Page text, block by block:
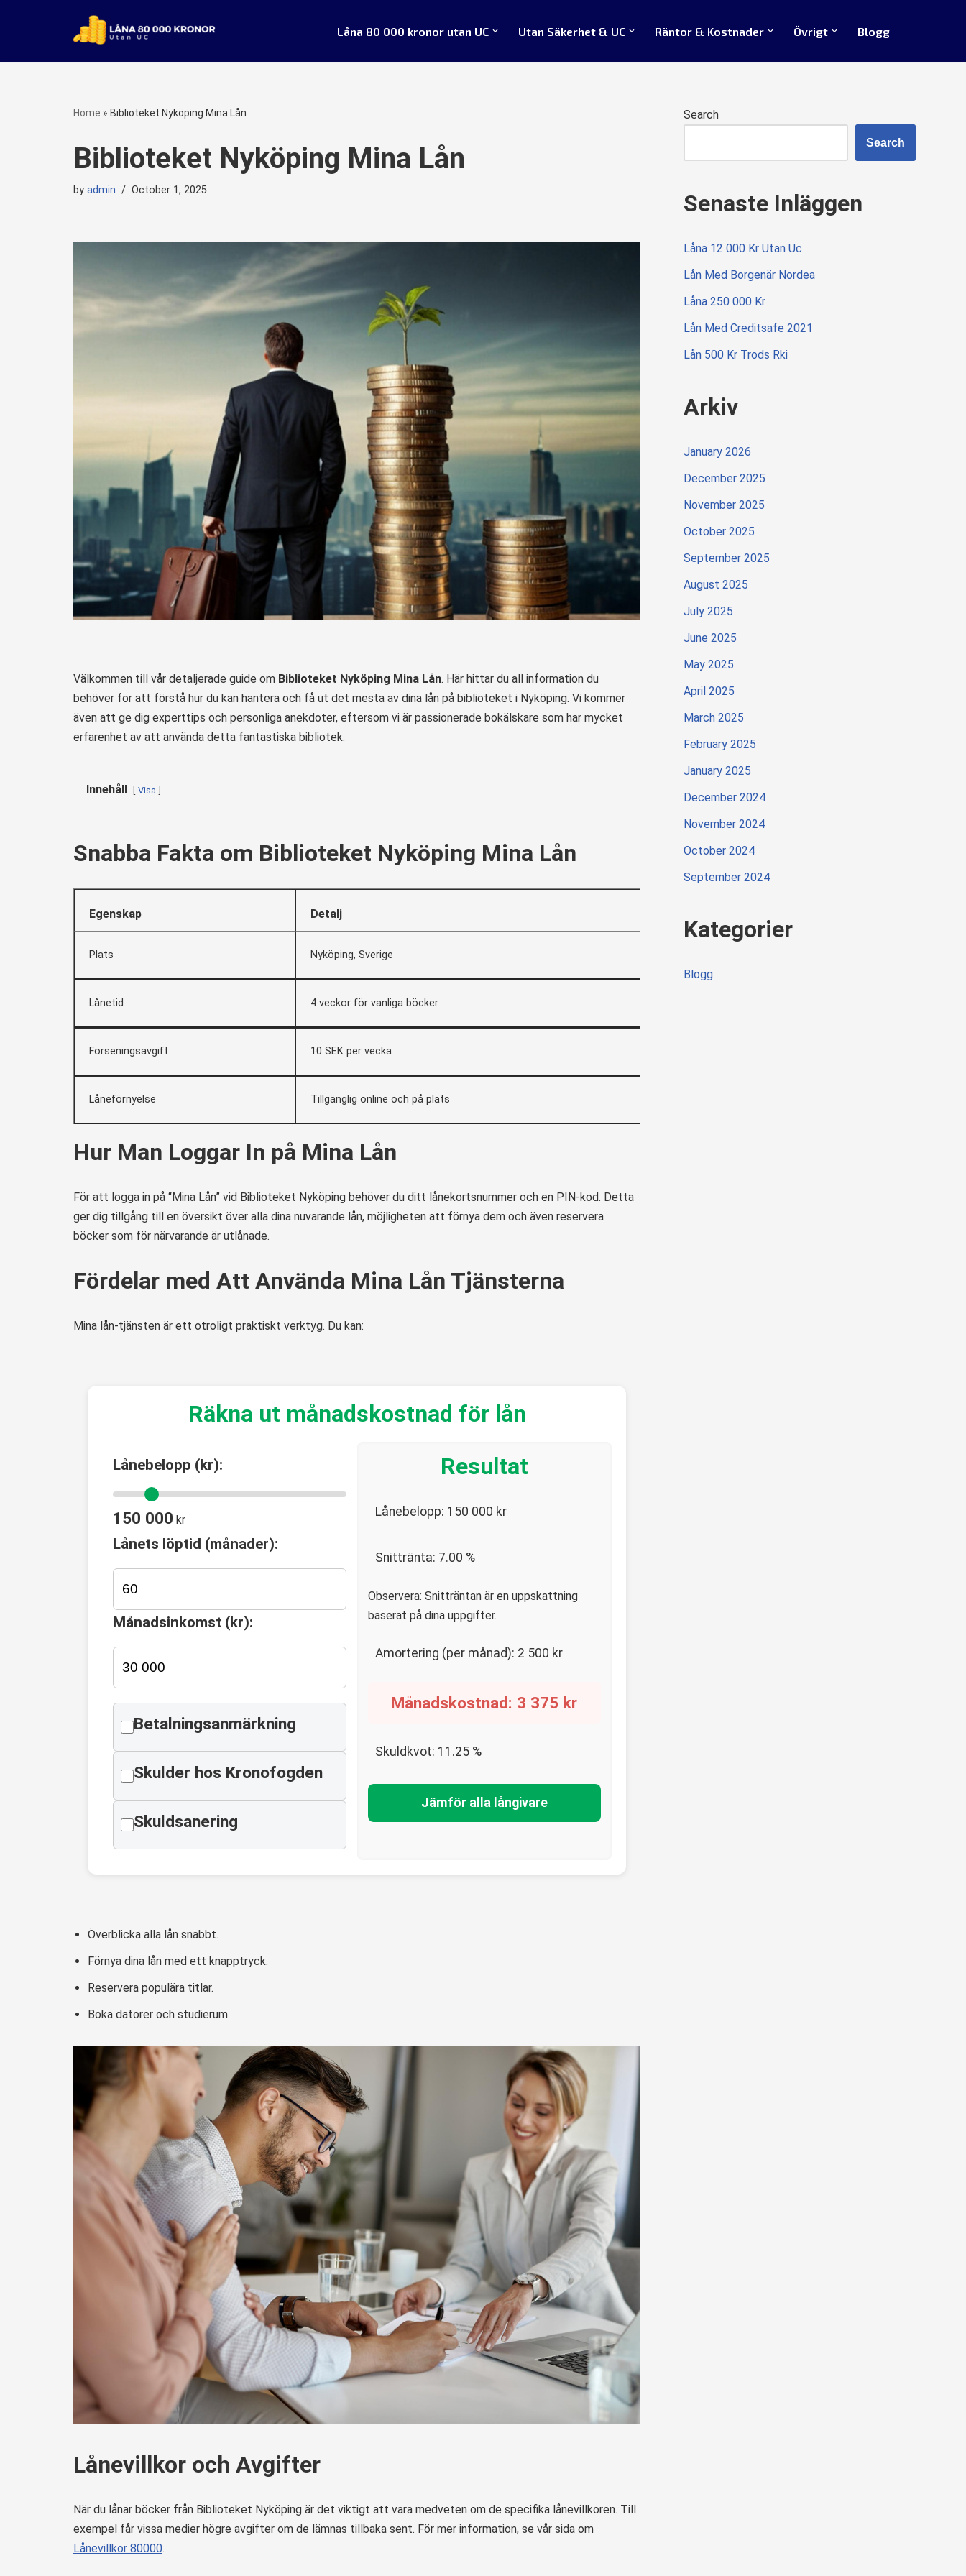
to
Låna 80 000 kronor utan UC Utan Säkerhet & UC Räntor & Kostnader Övrigt Blogg
Home » Biblioteket Nyköping Mina Lån
Biblioteket Nyköping Mina Lån
by admin October 1, 2025
Välkommen till vår detaljerade guide om Biblioteket Nyköping Mina Lån. Här hittar du all information du
behöver för att förstå hur du kan hantera och få ut det mesta av dina lån på biblioteket i Nyköping. Vi kommer
även att ge dig experttips och personliga anekdoter, eftersom vi är passionerade bokälskare som har mycket
erfarenhet av att använda detta fantastiska bibliotek.
Innehåll Visa
Snabba Fakta om Biblioteket Nyköping Mina Lån
Egenskap Detalj
Plats Nyköping, Sverige
Lånetid 4 veckor för vanliga böcker
Förseningsavgift 10 SEK per vecka
Låneförnyelse Tillgänglig online och på plats
Hur Man Loggar In på Mina Lån
För att logga in på “Mina Lån” vid Biblioteket Nyköping behöver du ditt lånekortsnummer och en PIN-kod. Detta
ger dig tillgång till en översikt över alla dina nuvarande lån, möjligheten att förnya dem och även reservera
böcker som för närvarande är utlånade.
Fördelar med Att Använda Mina Lån Tjänsterna
Mina lån-tjänsten är ett otroligt praktiskt verktyg. Du kan:
Räkna ut månadskostnad för lån
Lånebelopp (kr):
150 000 kr
Lånets löptid (månader):
Månadsinkomst (kr):
Betalningsanmärkning
Skulder hos Kronofogden
Skuldsanering
Resultat
Lånebelopp: 150 000 kr
Snittränta: 7.00 %
Observera: Snitträntan är en uppskattning
baserat på dina uppgifter.
Amortering (per månad): 2 500 kr
Månadskostnad: 3 375 kr
Skuldkvot: 11.25%
Jämför alla långivare
Överblicka alla lån snabbt.
Förnya dina lån med ett knapptryck.
Reservera populära titlar.
Boka datorer och studierum.
Lånevillkor och Avgifter
När du lånar böcker från Biblioteket Nyköping är det viktigt att vara medveten om de specifika lånevillkoren. Till
exempel får vissa medier högre avgifter om de lämnas tillbaka sent. För mer information, se vår sida om
Lånevillkor 80000.
Search
Search
Senaste Inläggen
Låna 12 000 Kr Utan Uc
Lån Med Borgenär Nordea
Låna 250 000 Kr
Lån Med Creditsafe 2021
Lån 500 Kr Trods Rki
Arkiv
January 2026
December 2025
November 2025
October 2025
September 2025
August 2025
July 2025
June 2025
May 2025
April 2025
March 2025
February 2025
January 2025
December 2024
November 2024
October 2024
September 2024
Kategorier
Blogg